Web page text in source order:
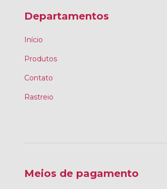
Departamentos
Início
Produtos
Contato
Rastreio
Meios de pagamento